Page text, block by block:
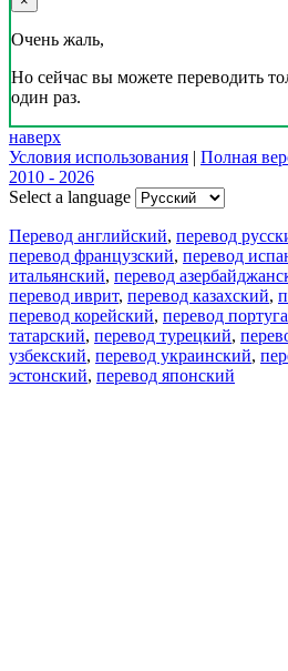
Очень жаль,
Но сейчас вы можете переводить
один раз.
наверх
Условия использования | Полная
2010 - 2026
Select a language
Перевод английский, перевод
перевод французский, перевод
итальянский, перевод
перевод иврит, перевод казахский,
перевод корейский, перевод
татарский, перевод турецкий,
узбекский, перевод украинский,
эстонский, перевод японский